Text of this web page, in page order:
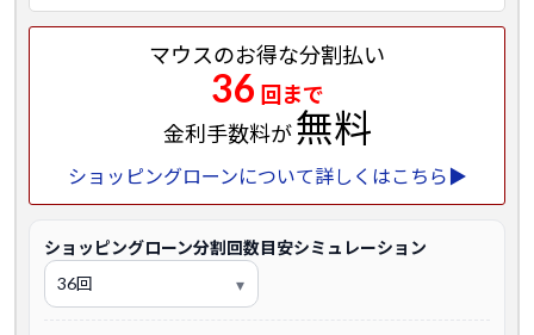
マウスのお得な分割払い
36 回まで
金利手数料が無料
ショッピングローンについて詳しくはこちら▶
ショッピングローン分割回数目安シミュレーション